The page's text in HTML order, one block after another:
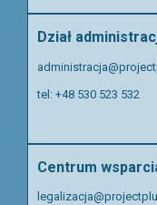
Dział
tel: +48 530 523 532
Centrum